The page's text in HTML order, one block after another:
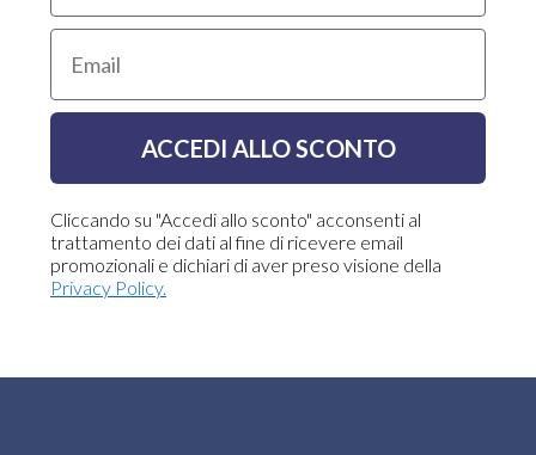
Email
ACCEDI ALLO SCONTO
Cliccando su "Accedi allo sconto" acconsenti al
trattamento dei dati al fine di ricevere email
promozionali e dichiari di aver preso visione della
Privacy Policy.